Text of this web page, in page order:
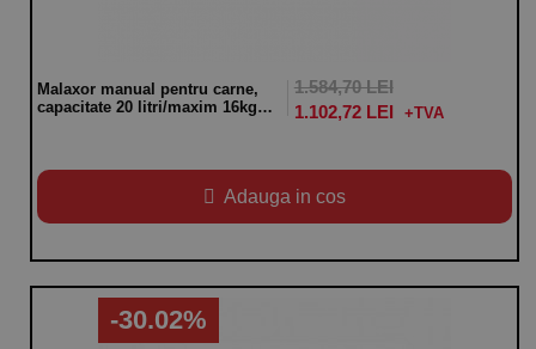
Malaxor manual pentru carne,
capacitate 20 litri/maxim 16kg
1.584,70 LEI
1.102,72 LEI
Adauga in cos
-30.02%